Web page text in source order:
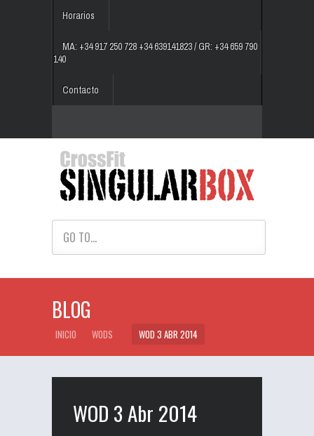
Horarios
MA: +34 917 250 728 +34 639141823 / GR: +34 659 790
140
Contacto
GO TO...
BLOG
INICIO WODS WOD 3 ABR 2014
WOD 3 Abr 2014